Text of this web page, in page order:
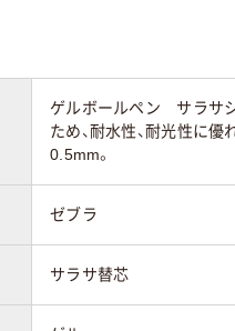
ゲルボールペン サラサシ
ため、耐水性、耐光性に
0.5mm。
ゼブラ
サラサ替芯